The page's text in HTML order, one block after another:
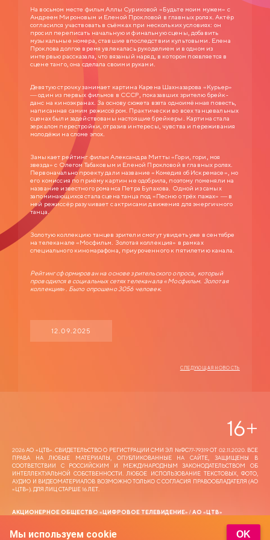
На восьмом месте фильм Аллы Суриковой «Будьте моим мужем» с
Андреем Мироновым и Еленой Прокловой в главных ролях. Актёр
согласился участвовать в съёмках при нескольких условиях: он
просил переписать начальную и финальную сцены, добавить
музыкальные номера, ставшие впоследствии культовыми. Елена
Проклова долгое время увлекалась рукоделием и в одном из
интервью рассказала, что вязаный наряд, в котором появляется в
сцене танго, она сделала своими руками.
Девятую строчку занимает картина Карена Шахназарова «Курьер»
— один из первых фильмов в СССР, показавших зрителю брейк-
данс на киноэкранах. За основу сюжета взята одноимённая повесть,
написанная самим режиссёром. Практически во всех танцевальных
сценах были задействованы настоящие брейкеры. Картина стала
зеркалом перестройки, отразив интересы, чувства и переживания
молодёжи на сломе эпох.
Замыкает рейтинг фильм Александра Митты «Гори, гори, моя
звезда» с Олегом Табаковым и Еленой Прокловой в главных ролях.
Первоначально проекту дали название «Комедия об Искремасе», но
его комиссия по приёму картин не одобрила, поэтому поменяли на
название известного романса Петра Булахова. Одной из самых
запоминающихся стала сцена танца под «Песню о трёх пажах» — в
ней режиссёр разучивает с актрисами движения для энергичного
танца.
Золотую коллекцию танцев зрители смогут увидеть уже в сентябре
на телеканале «Мосфильм. Золотая коллекция» в рамках
специального киномарафона, приуроченного к пятилетию канала.
Рейтинг сформирован на основе зрительского опроса, который
проводился в социальных сетях телеканала «Мосфильм. Золотая
коллекция». Было опрошено 3056 человек.
12.09.2025
СЛЕДУЮЩАЯ НОВОСТЬ
2026 АО «ЦТВ‎». СВИДЕТЕЛЬСТВО О РЕГИСТРАЦИИ СМИ ЭЛ №ФС77-79319 ОТ 02.11.2020. ВСЕ
ПРАВА НА ЛЮБЫЕ МАТЕРИАЛЫ, ОПУБЛИКОВАННЫЕ НА САЙТЕ, ЗАЩИЩЕНЫ В
СООТВЕТСТВИИ С РОССИЙСКИМ И МЕЖДУНАРОДНЫМ ЗАКОНОДАТЕЛЬСТВОМ ОБ
ИНТЕЛЛЕКТУАЛЬНОЙ СОБСТВЕННОСТИ. ЛЮБОЕ ИСПОЛЬЗОВАНИЕ ТЕКСТОВЫХ, ФОТО,
АУДИО И ВИДЕОМАТЕРИАЛОВ ВОЗМОЖНО ТОЛЬКО С СОГЛАСИЯ ПРАВООБЛАДАТЕЛЯ (АО
«ЦТВ‎»). ДЛЯ ЛИЦ СТАРШЕ 16 ЛЕТ.
АКЦИОНЕРНОЕ ОБЩЕСТВО «ЦИФРОВОЕ ТЕЛЕВИДЕНИЕ» / АО «ЦТВ»
АДРЕС ЭЛЕКТРОННОЙ ПОЧТЫ ДЛЯ ОБРАЩЕНИЙ —
16+
Мы используем cookie OK